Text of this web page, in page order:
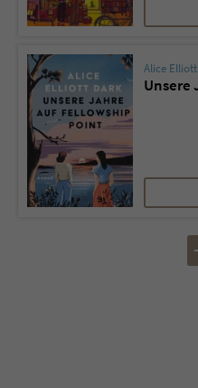
Alice
Unsere